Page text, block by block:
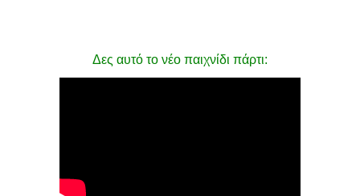
Δες αυτό το νέο παιχνίδι πάρτι: